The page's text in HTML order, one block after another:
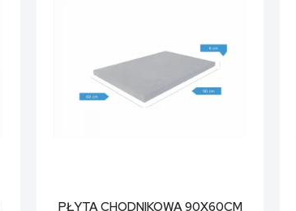
PŁYTA CHODNIKOWA 90X60CM